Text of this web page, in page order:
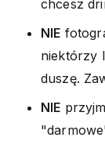
chcesz
NIE
niektórzy
duszę.
NIE